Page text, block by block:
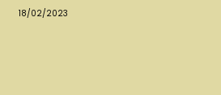
18/02/2023